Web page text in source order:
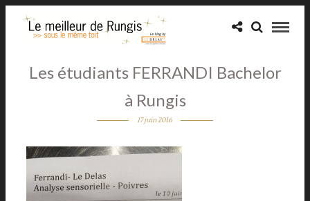
Les étudiants FERRANDI Bachelor
à Rungis
17 juin 2016